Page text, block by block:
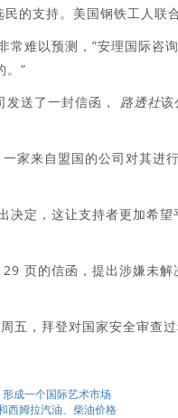
的支持。美国钢铁工人联
常难以预测，”安理国际
。”
送了一封信函， 路透社该
家来自盟国的公司对其进
定，这让支持者更加希
页的信函，提出涉嫌未
周五，拜登对国家安全审查
形成一个国际艺术市场
西姆拉汽油、柴油价格